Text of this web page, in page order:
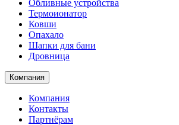
Обливные устройства
Термоионатор
Ковши
Опахало
Шапки для бани
Дровница
Компания
Компания
Контакты
Партнёрам